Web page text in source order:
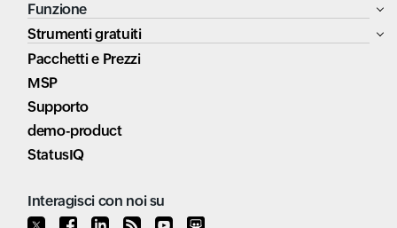
Funzione
Strumenti gratuiti
Pacchetti e Prezzi
MSP
Supporto
demo-product
StatusIQ
Interagisci con noi su